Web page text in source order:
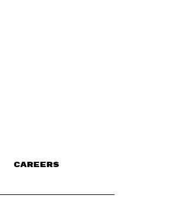
CAREERS